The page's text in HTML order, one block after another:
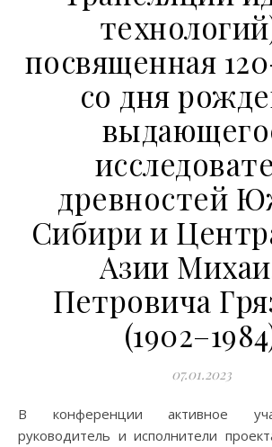
посвященная
со дня
древностей
Сибири и
Азии
Петровича
07.01.2023
В конференции активное участие приняли
руководитель и исполнители